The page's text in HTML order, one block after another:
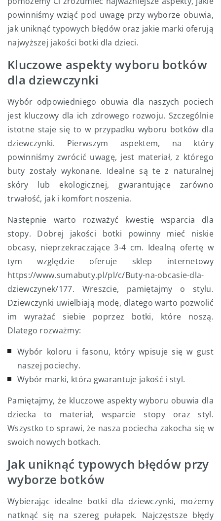
powinniśmy wziąć pod uwagę przy wyborze obuwia,
jak uniknąć typowych błędów oraz jakie marki oferują
najwyższej jakości botki dla dzieci.
Kluczowe aspekty wyboru botków
dla dziewczynki
Wybór odpowiedniego obuwia dla naszych pociech
jest kluczowy dla ich zdrowego rozwoju. Szczególnie
istotne staje się to w przypadku wyboru botków dla
dziewczynki. Pierwszym aspektem, na który
powinniśmy zwrócić uwagę, jest materiał, z którego
buty zostały wykonane. Idealne są te z naturalnej
skóry lub ekologicznej, gwarantujące zarówno
trwałość, jak i komfort noszenia.
Następnie warto rozważyć kwestię wsparcia dla
stopy. Dobrej jakości botki powinny mieć niskie
obcasy, nieprzekraczające 3-4 cm. Idealną ofertę w
tym względzie oferuje sklep internetowy
https://www.sumabuty.pl/pl/c/Buty-na-obcasie-dla-
dziewczynek/177. Wreszcie, pamiętajmy o stylu.
Dziewczynki uwielbiają modę, dlatego warto pozwolić
im wyrażać siebie poprzez botki, które noszą.
Dlatego rozważmy:
Wybór koloru i fasonu, który wpisuje się w gust
naszej pociechy.
Wybór marki, która gwarantuje jakość i styl.
Pamiętajmy, że kluczowe aspekty wyboru obuwia dla
dziecka to materiał, wsparcie stopy oraz styl.
Wszystko to sprawi, że nasza pociecha zakocha się w
swoich nowych botkach.
Jak uniknąć typowych błędów przy
wyborze botków
Wybierając idealne botki dla dziewczynki, możemy
natknąć się na szereg pułapek. Najczęstsze błędy